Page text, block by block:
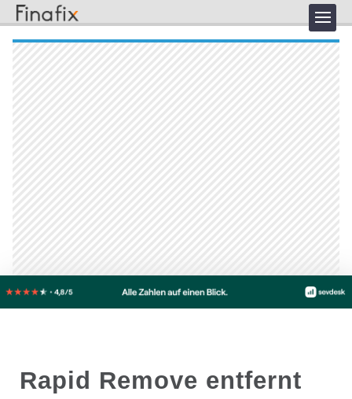
Rapid Remove entfernt